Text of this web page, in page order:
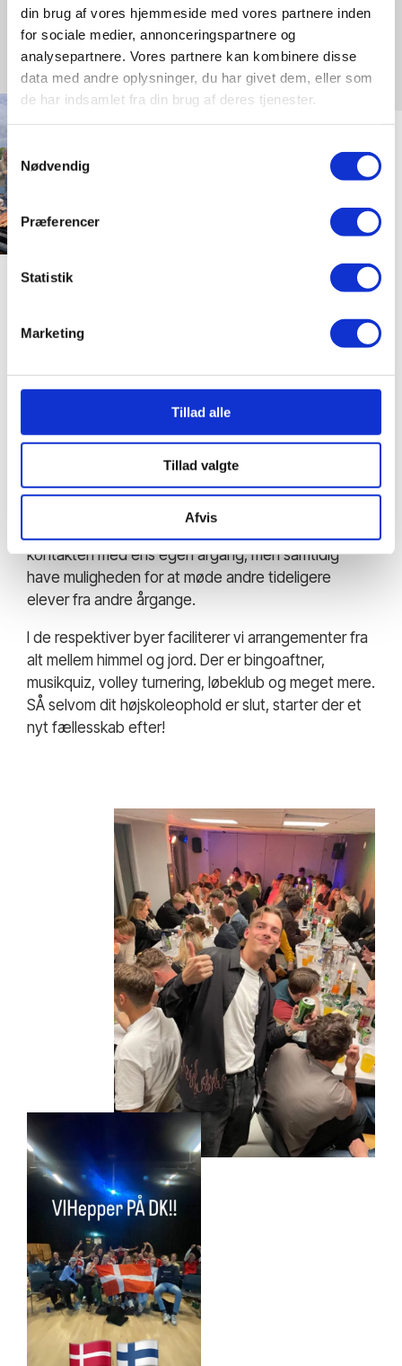
din brug af vores hjemmeside med vores partnere inden
for sociale medier, annonceringspartnere og
analysepartnere. Vores partnere kan kombinere disse
data med andre oplysninger, du har givet dem, eller som
de har indsamlet fra din brug af deres tjenester.
Samtykkevalg
Nødvendig
Præferencer
Statistik
Marketing
Tillad alle
Tillad valgte
Afvis
VIH IF AARHUS OG VIH KØBENHAVN
vil man altid have, men kan man få højskoleånden og
det fællesskab tilbage?
Svaret er JA! Vi har nemlig oprettet to foreninger, en
kontakten med ens egen årgang, men samtidig
have muligheden for at møde andre tideligere
elever fra andre årgange.
I de respektiver byer faciliterer vi arrangementer fra
alt mellem himmel og jord. Der er bingoaftner,
musikquiz, volley turnering, løbeklub og meget mere.
SÅ selvom dit højskoleophold er slut, starter der et
nyt fællesskab efter!